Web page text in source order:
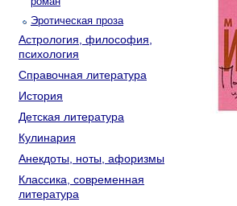
Эротическая проза
Астрология, философия,
психология
Справочная литература
История
Детская литература
Кулинария
Анекдоты, ноты, афоризмы
Классика, современная
литература